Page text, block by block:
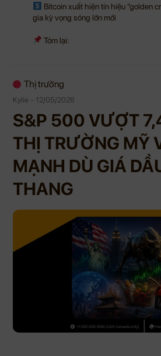
Bitcoin xuất hiện tín hiệu “golden
gia kỳ vọng sóng lớn mới
Tóm lại:
Thị trường
Kylie - 12/05/2026
S&P 500 VƯỢT
THỊ TRƯỜNG MỸ
MẠNH DÙ GIÁ
THANG